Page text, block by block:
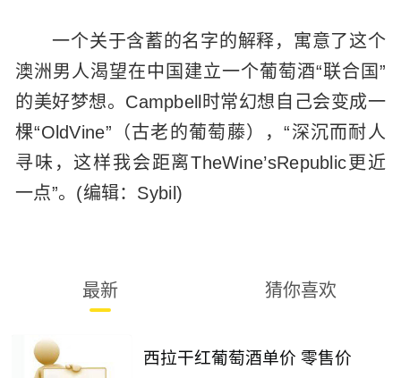
一个关于含蓄的名字的解释，寓意了这个
澳洲男人渴望在中国建立一个葡萄酒“联合国”
的美好梦想。Campbell时常幻想自己会变成一
棵“OldVine”（古老的葡萄藤），“深沉而耐人
寻味，这样我会距离TheWine’sRepublic更近
一点”。(编辑：Sybil)
最新 猜你喜欢
西拉干红葡萄酒单价 零售价